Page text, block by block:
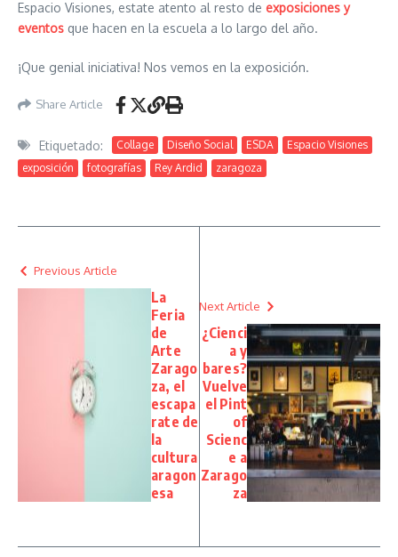
Espacio Visiones, estate atento al resto de exposiciones y
eventos que hacen en la escuela a lo largo del año.
¡Que genial iniciativa! Nos vemos en la exposición.
Share Article
Etiquetado: Collage Diseño Social ESDA
Espacio Visiones
exposición
fotografías Rey Ardid zaragoza
Previous Article
La
Feria
de
Arte
Zarago
za, el
escapa
rate de
la
cultura
aragon
esa
Next Article
¿Cienci
a y
bares?
Vuelve
el Pint
of
Scienc
e a
Zarago
za